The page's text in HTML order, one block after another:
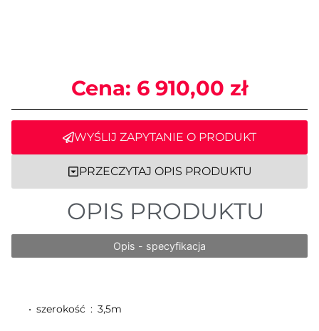
Cena: 6 910,00 zł
WYŚLIJ ZAPYTANIE O PRODUKT
PRZECZYTAJ OPIS PRODUKTU
OPIS PRODUKTU
Opis - specyfikacja
• szerokość : 3,5m